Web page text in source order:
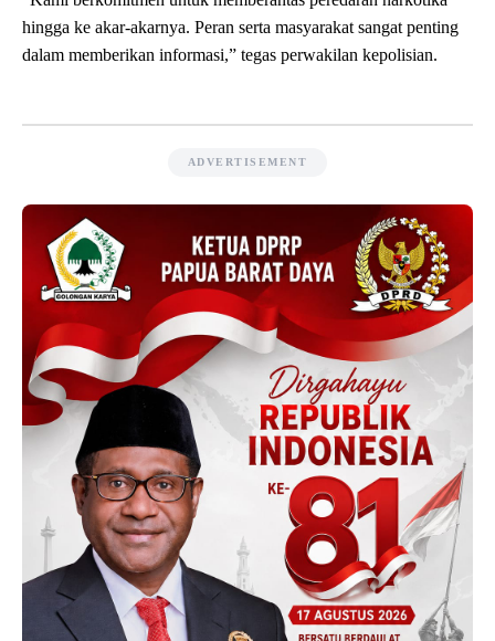
hingga ke akar-akarnya. Peran serta masyarakat sangat penting
dalam memberikan informasi,” tegas perwakilan kepolisian.
ADVERTISEMENT